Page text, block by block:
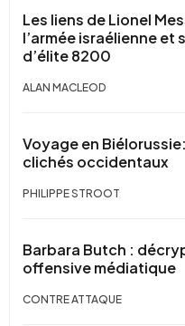
Les liens de Lionel
l’armée israélienne et
d’élite 8200
ALAN MACLEOD
Voyage en
clichés occidentaux
PHILIPPE STROOT
Barbara Butch :
offensive médiatique
CONTRE ATTAQUE